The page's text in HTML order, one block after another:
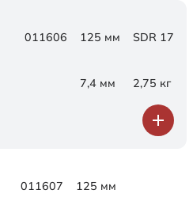
011606 125 мм SDR 17
7,4 мм 2,75 кг
011607 125 мм